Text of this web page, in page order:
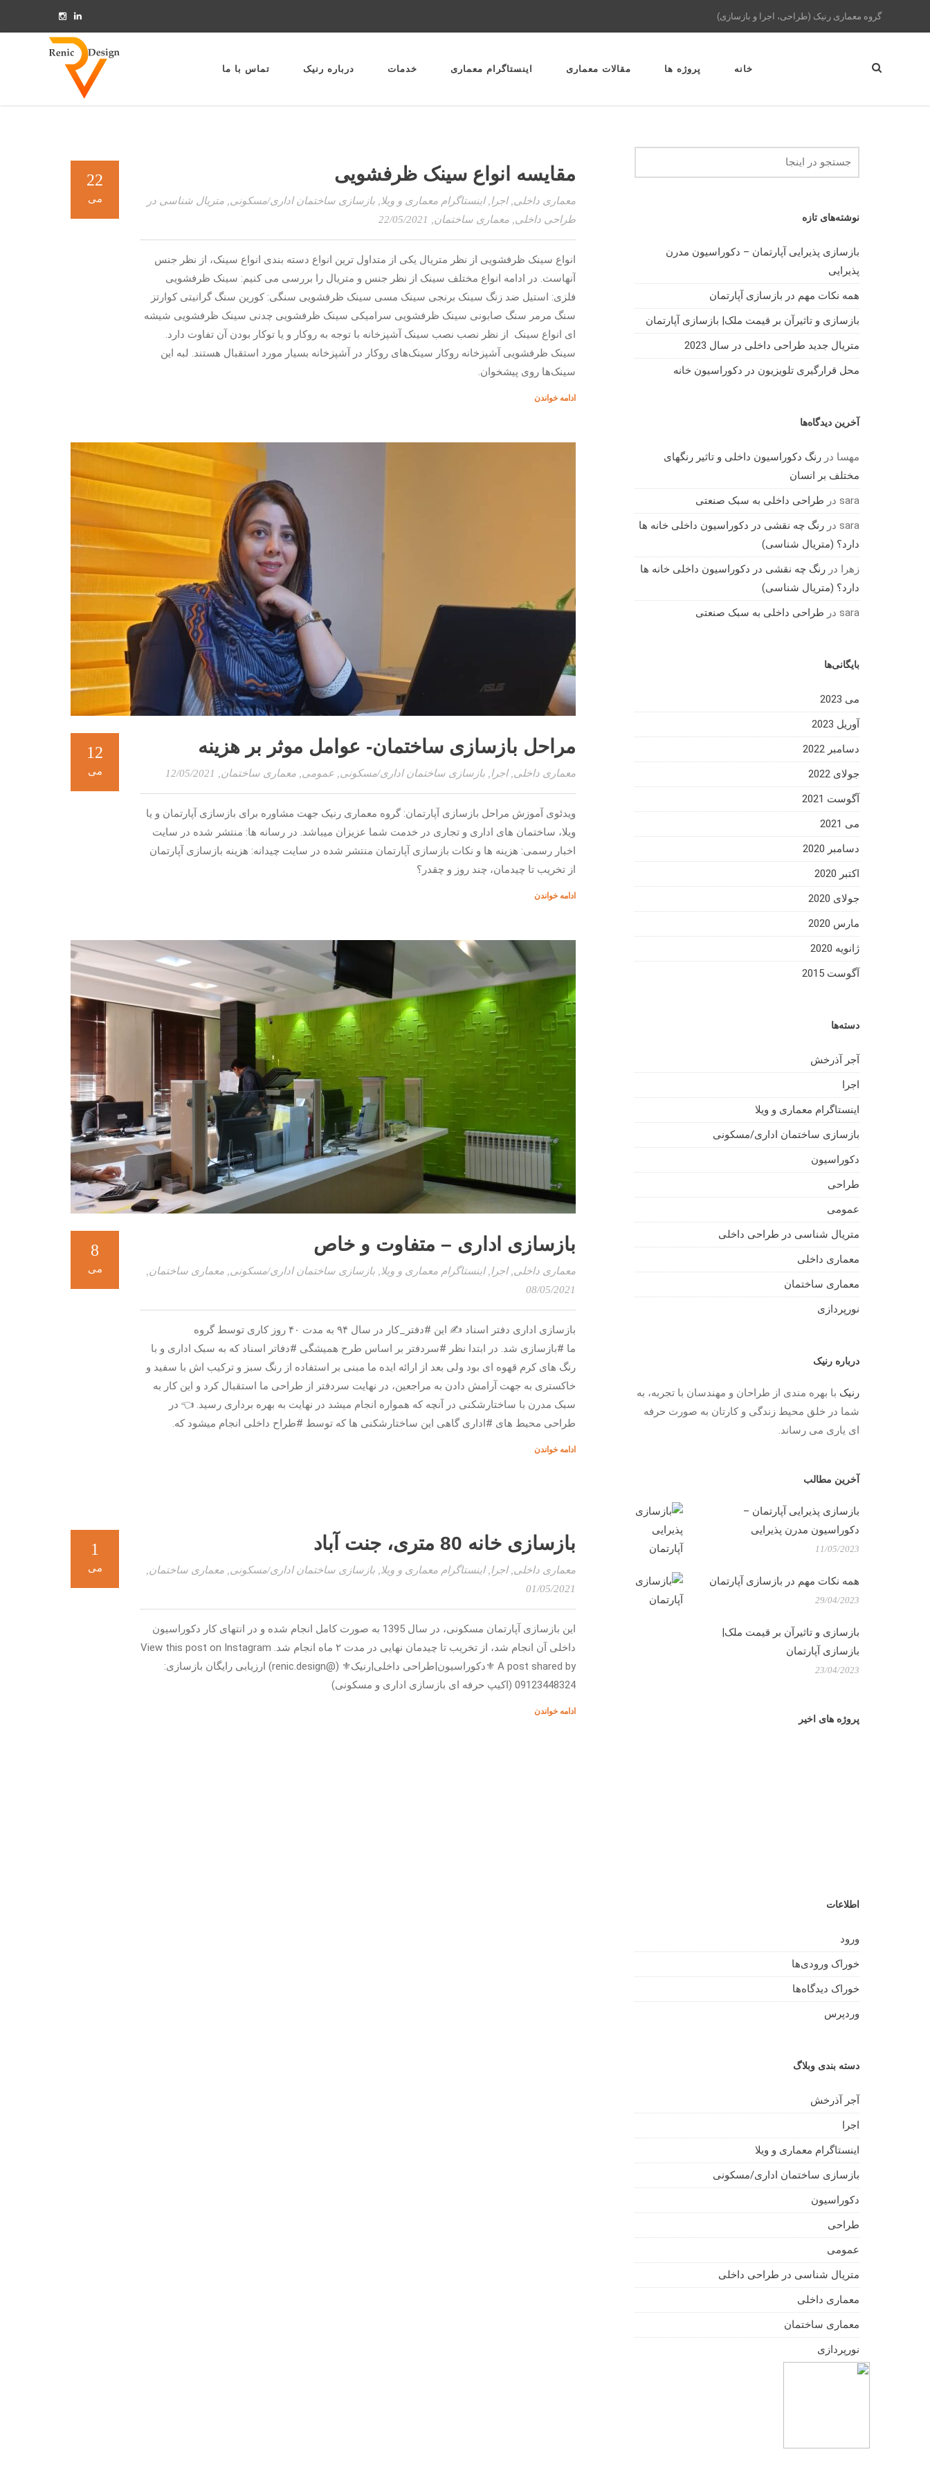
گروه معماری رنیک (طراحی، اجرا و بازسازی)
خانه پروژه ها مقالات معماری اینستاگرام معماری خدمات درباره رنیک تماس با ما
22
می
مقایسه انواع سینک ظرفشویی
معماری داخلی ,اجرا ,اینستاگرام معماری و ویلا بازسازی ساختمان اداری/مسکونی متریال شناسی در
طراحی داخلی معماری ساختمان
انواع سینک ظرفشویی از نظر متریال یکی از متداول­ ترین انواع دسته ­بندی انواع سینک، از نظر جنس
آنهاست. در ادامه انواع مختلف سینک از نظر جنس و متریال را بررسی می­ کنیم: سینک ظرفشویی
فلزی: استیل ضد زنگ سینک برنجی سینک مسی سینک ظرفشویی سنگی: کورین سنگ گرانیتی کوارتز
سنگ مرمر سنگ صابونی سینک ظرفشویی سرامیکی سینک ظرفشویی چدنی سینک ظرفشویی شیشه
­ای انواع سینک از نظر نصب نصب سینک آشپزخانه با توجه به روکار و یا توکار بودن آن تفاوت دارد.
سینک ظرفشویی آشپزخانه روکار سینک‌های روکار در آشپزخانه بسیار مورد استقبال هستند. لبه این
سینک‌ها روی پیشخوان.
ادامه خواندن
12
می
مراحل بازسازی ساختمان- عوامل موثر بر هزینه
معماری داخلی ,اجرا بازسازی ساختمان اداری/مسکونی عمومی معماری ساختمان
ویدئوی آموزش مراحل بازسازی آپارتمان: گروه معماری رنیک جهت مشاوره برای بازسازی آپارتمان و یا
ویلا، ساختمان های اداری و تجاری در خدمت شما عزیزان میباشد. در رسانه ها: منتشر شده در سایت
اخبار رسمی: هزینه ها و نکات بازسازی آپارتمان منتشر شده در سایت چیدانه: هزینه بازسازی آپارتمان
از تخریب تا چیدمان، چند روز و چقدر؟
ادامه خواندن
8
می
بازسازی اداری – متفاوت و خاص
معماری داخلی ,اجرا ,اینستاگرام معماری و ویلا بازسازی ساختمان اداری/مسکونی معماری ساختمان
08/05/2021
بازسازی اداری دفتر اسناد ✍ این #دفتر_کار در سال ۹۴ به مدت ۴۰ روز کاری توسط گروه
ما #بازسازی شد. در ابتدا نظر #سردفتر بر اساس طرح همیشگی #دفاتر اسناد که به سبک اداری و با
رنگ های کرم قهوه ای بود ولی بعد از ارائه ایده ما مبنی بر استفاده از رنگ سبز و ترکیب اش با سفید و
خاکستری به جهت آرامش دادن به مراجعین، در نهایت سردفتر از طراحی ما استقبال کرد و این کار به
سبک مدرن با ساختارشکنی در آنچه که همواره انجام میشد در نهایت به بهره برداری رسید. 👈 در
طراحی محیط های #اداری گاهی این ساختارشکنی ها که توسط #طراح داخلی انجام میشود که.
ادامه خواندن
1
می
بازسازی خانه 80 متری، جنت آباد
معماری داخلی ,اجرا ,اینستاگرام معماری و ویلا بازسازی ساختمان اداری/مسکونی معماری ساختمان
01/05/2021
این بازسازی آپارتمان مسکونی، در سال 1395 به صورت کامل انجام شده و در انتهای کار دکوراسیون
داخلی آن انجام شد، از تخریب تا چیدمان نهایی در مدت ۲ ماه انجام شد. View this post on Instagram
A post shared by ⚜️دکوراسیون|طراحی داخلی|رنیک⚜️ (@renic.design) ارزیابی رایگان بازسازی:
09123448324 (اکیپ حرفه ای بازسازی اداری و مسکونی)
ادامه خواندن
نوشته‌های تازه
بازسازی پذیرایی آپارتمان – دکوراسیون مدرن
پذیرایی
همه نکات مهم در بازسازی آپارتمان
بازسازی و تاثیرآن بر قیمت ملک| بازسازی آپارتمان
متریال جدید طراحی داخلی در سال 2023
محل قرارگیری تلویزیون در دکوراسیون خانه
آخرین دیدگاه‌ها
مهسا در رنگ دکوراسیون داخلی و تاثیر رنگهای
مختلف بر انسان
sara در طراحی داخلی به سبک صنعتی
sara در رنگ چه نقشی در دکوراسیون داخلی خانه ها
دارد؟ (متریال شناسی)
زهرا در رنگ چه نقشی در دکوراسیون داخلی خانه ها
دارد؟ (متریال شناسی)
sara در طراحی داخلی به سبک صنعتی
بایگانی‌ها
می 2023
آوریل 2023
دسامبر 2022
جولای 2022
آگوست 2021
می 2021
دسامبر 2020
اکتبر 2020
جولای 2020
مارس 2020
ژانویه 2020
آگوست 2015
دسته‌ها
آجر آذرخش
اجرا
اینستاگرام معماری و ویلا
بازسازی ساختمان اداری/مسکونی
دکوراسیون
طراحی
عمومی
متریال شناسی در طراحی داخلی
معماری داخلی
معماری ساختمان
نورپردازی
درباره رنیک
رنیک با بهره مندی از طراحان و مهندسان با تجربه، به
شما در خلق محیط زندگی و کارتان به صورت حرفه
ای یاری می رساند.
آخرین مطالب
بازسازی پذیرایی آپارتمان –
دکوراسیون مدرن پذیرایی
11/05/2023
همه نکات مهم در بازسازی آپارتمان
29/04/2023
بازسازی و تاثیرآن بر قیمت ملک|
بازسازی آپارتمان
23/04/2023
پروژه های اخیر
اطلاعات
ورود
خوراک ورودی‌ها
خوراک دیدگاه‌ها
وردپرس
دسته بندی وبلاگ
آجر آذرخش
اجرا
اینستاگرام معماری و ویلا
بازسازی ساختمان اداری/مسکونی
دکوراسیون
طراحی
عمومی
متریال شناسی در طراحی داخلی
معماری داخلی
معماری ساختمان
نورپردازی